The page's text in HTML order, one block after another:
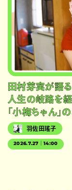
田村芽実が語る
人生の岐路を
「小梅ちゃん」
羽佐田瑤子
2026.7.27｜14:00